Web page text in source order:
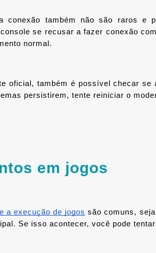
conexão também não são raros e
se recusar a fazer conexão
normal.
oficial, também é possível checar se
persistirem, tente reiniciar o
em jogos
a execução de jogos são comuns, seja
Se isso acontecer, você pode